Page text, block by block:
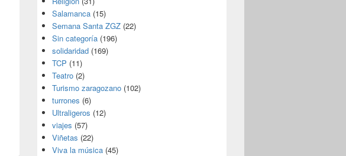
Salamanca (15)
Semana Santa ZGZ (22)
Sin categoría (196)
solidaridad (169)
TCP (11)
Teatro (2)
Turismo zaragozano (102)
turrones (6)
Ultraligeros (12)
viajes (57)
Viñetas (22)
Viva la música (45)